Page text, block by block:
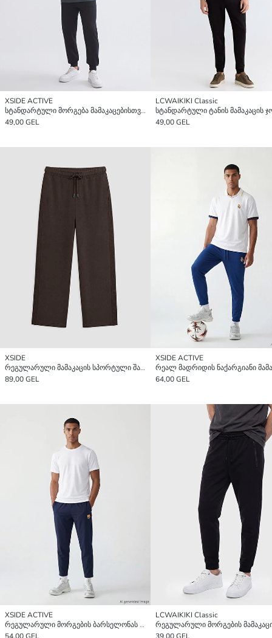
XSIDE ACTIVE
სტანდარტული მორგება მამაკაცებისთვის ჯოგერ სპორტული შარვალი
49,00 GEL
LCWAIKIKI Classic
49,00 GEL
XSIDE
რეგულარული მამაკაცის სპორტული შარვალი
89,00 GEL
XSIDE ACTIVE
64,00 GEL
XSIDE ACTIVE
რეგულარული მორგების ბარსელონას მოქარგული მამაკაცის სპორტული შარვალი
54,00 GEL
LCWAIKIKI Classic
39,00 GEL